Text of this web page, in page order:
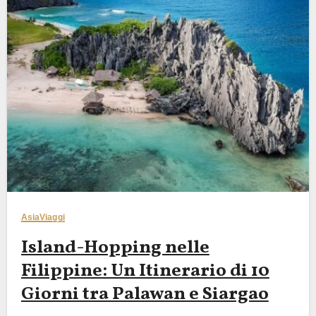
AsiaViaggi
Island-Hopping nelle
Filippine: Un Itinerario di 10
Giorni tra Palawan e Siargao